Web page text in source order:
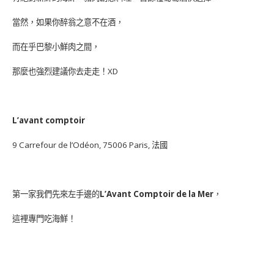
當然，如果你醉翁之意不在酒，
而在乎巴黎小鮮肉之間，
那麼也強烈建議你去走走！XD
L’avant comptoir
9 Carrefour de l’Odéon, 75006 Paris, 法國
第一家我們先來左手邊的L’Avant Comptoir de la Mer ，
這裡專門吃海鮮！